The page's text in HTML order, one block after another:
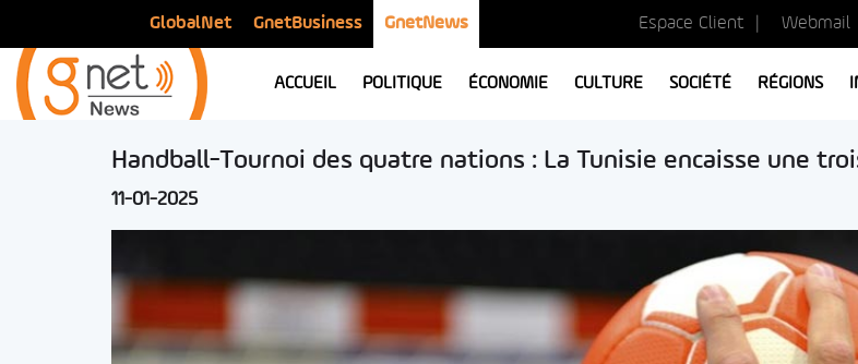
GlobalNet GnetBusiness GnetNews Espace Client Webmail
ACCUEIL POLITIQUE ÉCONOMIE CULTURE SOCIÉTÉ RÉGIONS
Handball-Tournoi des quatre nations : La Tunisie encaisse une
11-01-2025